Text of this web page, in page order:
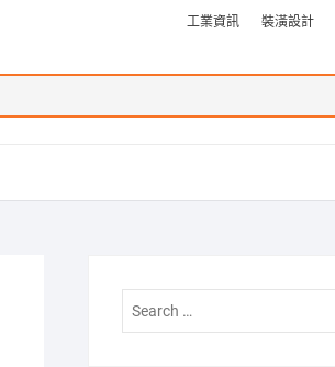
工業資訊 裝潢設計